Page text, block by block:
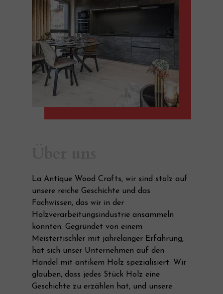
La Antique Wood Crafts, wir sind stolz auf
unsere reiche Geschichte und das
Fachwissen, das wir in der
Holzverarbeitungsindustrie ansammeln
konnten. Gegründet von einem
Meistertischler mit jahrelanger Erfahrung,
hat sich unser Unternehmen auf den
Handel mit antikem Holz spezialisiert. Wir
glauben, dass jedes Stück Holz eine
Geschichte zu erzählen hat, und unsere